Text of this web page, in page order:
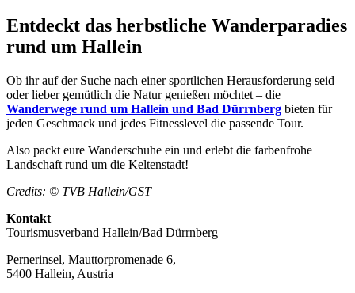
Entdeckt das herbstliche Wanderparadies
rund um Hallein
Ob ihr auf der Suche nach einer sportlichen Herausforderung seid
oder lieber gemütlich die Natur genießen möchtet – die
Wanderwege rund um Hallein und Bad Dürrnberg bieten für
jeden Geschmack und jedes Fitnesslevel die passende Tour.
Also packt eure Wanderschuhe ein und erlebt die farbenfrohe
Landschaft rund um die Keltenstadt!
Credits: © TVB Hallein/GST
Kontakt
Tourismusverband Hallein/Bad Dürrnberg
Pernerinsel, Mauttorpromenade 6,
5400 Hallein, Austria